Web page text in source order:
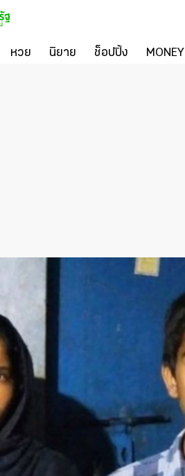
หวย นิยาย ช็อปปิ้ง MONEY